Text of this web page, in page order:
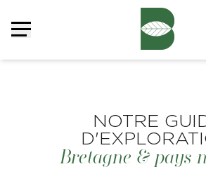
NOTRE
Bretagne & pays
Panneau de gestion des cookies